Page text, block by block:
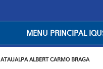
MENU PRINCIPAL
ATAUALPA ALBERT CARMO BRAGA